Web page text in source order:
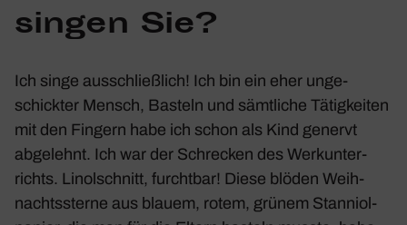
singen Sie?
Ich singe ausschließ­lich! Ich bin ein eher unge­
schickter Mensch, Basteln und sämt­liche Tätig­keiten
mit den Fingern habe ich schon als Kind genervt
abge­lehnt. Ich war der Schre­cken des Werk­un­ter­
richts. Linol­schnitt, furchtbar! Diese blöden Weih­
nachts­sterne aus blauem, rotem, grünem Stan­ni­ol­